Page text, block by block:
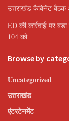
उत्तराखंड कैबिनेट बैठक
ED की कार्रवाई पर
104 को
Browse by
Uncategorized
उत्तराखंड
एंटरटेनमेंट